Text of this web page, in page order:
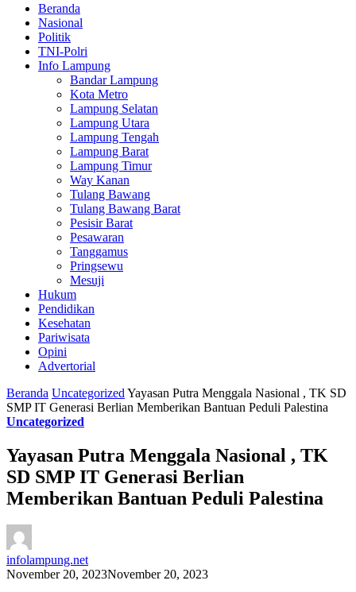
Beranda
Nasional
Politik
TNI-Polri
Info Lampung
Bandar Lampung
Kota Metro
Lampung Selatan
Lampung Utara
Lampung Tengah
Lampung Barat
Lampung Timur
Way Kanan
Tulang Bawang
Tulang Bawang Barat
Pesisir Barat
Pesawaran
Tanggamus
Pringsewu
Mesuji
Hukum
Pendidikan
Kesehatan
Pariwisata
Opini
Advertorial
Beranda Uncategorized Yayasan Putra Menggala Nasional , TK SD
SMP IT Generasi Berlian Memberikan Bantuan Peduli Palestina
Uncategorized
Yayasan Putra Menggala Nasional , TK
SD SMP IT Generasi Berlian
Memberikan Bantuan Peduli Palestina
infolampung.net
November 20, 2023November 20, 2023